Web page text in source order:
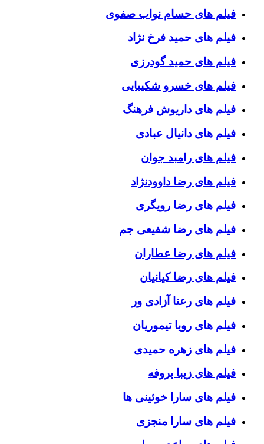
فیلم های حسام نواب صفوی
فیلم های حمید فرخ نژاد
فیلم های حمید گودرزی
فیلم های خسرو شکیبایی
فیلم های داریوش فرهنگ
فیلم های دانیال عبادی
فیلم های رامبد جوان
فیلم های رضا داوودنژاد
فیلم های رضا رویگری
فیلم های رضا شفیعی جم
فیلم های رضا عطاران
فیلم های رضا کیانیان
فیلم های رعنا آزادی ور
فیلم های رویا تیموریان
فیلم های زهره حمیدی
فیلم های زیبا بروفه
فیلم های سارا خوئینی ها
فیلم های سارا منجزی